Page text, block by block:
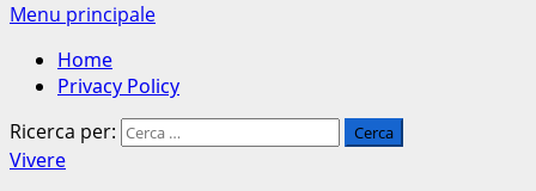
Menu principale
Home
Privacy Policy
Ricerca per:
Vivere